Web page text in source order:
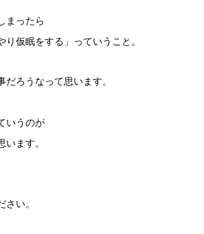
まったら
り仮眠をする」っていうこと。
だろうなって思います。
いうのが
います。
さい。